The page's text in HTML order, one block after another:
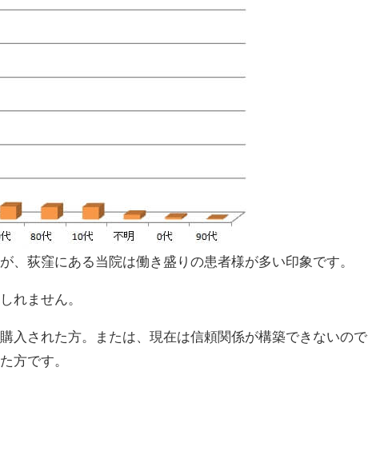
、荻窪にある当院は働き盛りの患者様が多い印象です。
れません。
入された方。または、現在は信頼関係が構築できないので
方です。